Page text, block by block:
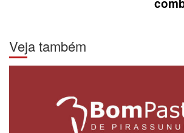
Veja também